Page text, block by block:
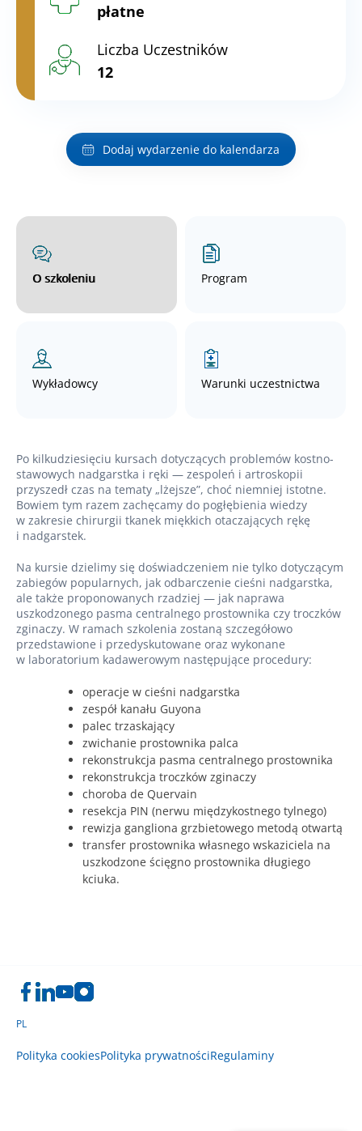
płatne
Liczba Uczestników
12
Dodaj wydarzenie do kalendarza
O szkoleniu Program
Wykładowcy Warunki uczestnictwa
Po kilkudziesięciu kursach dotyczących problemów kostno-
stawowych nadgarstka i ręki — zespoleń i artroskopii
przyszedł czas na tematy „lżejsze”, choć niemniej istotne.
Bowiem tym razem zachęcamy do pogłębienia wiedzy
w zakresie chirurgii tkanek miękkich otaczających rękę
i nadgarstek.
Na kursie dzielimy się doświadczeniem nie tylko dotyczącym
zabiegów popularnych, jak odbarczenie cieśni nadgarstka,
ale także proponowanych rzadziej — jak naprawa
uszkodzonego pasma centralnego prostownika czy troczków
zginaczy. W ramach szkolenia zostaną szczegółowo
przedstawione i przedyskutowane oraz wykonane
w laboratorium kadawerowym następujące procedury:
operacje w cieśni nadgarstka
zespół kanału Guyona
palec trzaskający
zwichanie prostownika palca
rekonstrukcja pasma centralnego prostownika
rekonstrukcja troczków zginaczy
choroba de Quervain
resekcja PIN (nerwu międzykostnego tylnego)
rewizja gangliona grzbietowego metodą otwartą
transfer prostownika własnego wskaziciela na
uszkodzone ścięgno prostownika długiego
kciuka.
PL
Polityka cookiesPolityka prywatnościRegulaminy